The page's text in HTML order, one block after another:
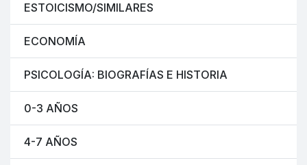
ESTOICISMO/SIMILARES
ECONOMÍA
PSICOLOGÍA: BIOGRAFÍAS E HISTORIA
0-3 AÑOS
4-7 AÑOS